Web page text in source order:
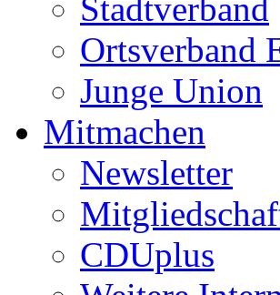
Stadtverband
Ortsverband
Junge Union
Mitmachen
Newsletter
CDUplus